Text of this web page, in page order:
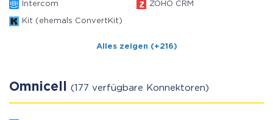
Intercom ZOHO CRM
Kit (ehemals ConvertKit)
Alles zeigen (+216)
Omnicell (177 verfügbare Konnektoren)